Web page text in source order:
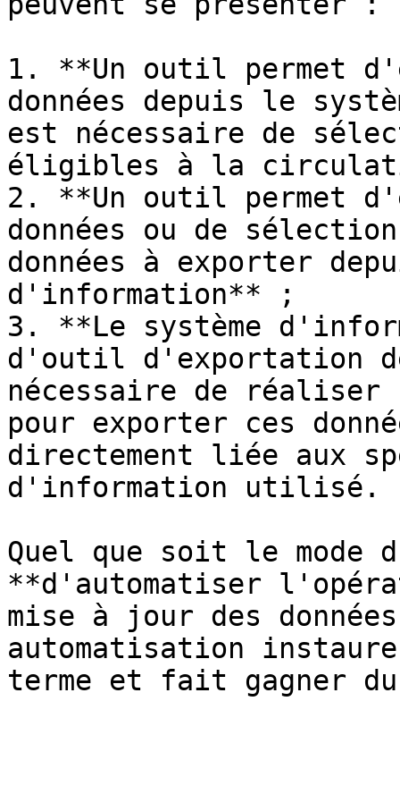
1. **Un outil permet
données depuis le
est nécessaire de
éligibles à la
2. **Un outil permet
données ou de
données à exporter
d'information** ;
3. **Le système
d'outil d'exportation
nécessaire de réaliser
pour exporter ces
directement liée aux
d'information utilisé.
Quel que soit le mode
**d'automatiser
mise à jour des
automatisation